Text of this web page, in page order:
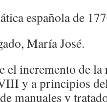
española de
María José.
el incremento de
y a principios
manuales y